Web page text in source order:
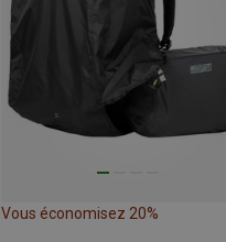
Vous économisez 20%